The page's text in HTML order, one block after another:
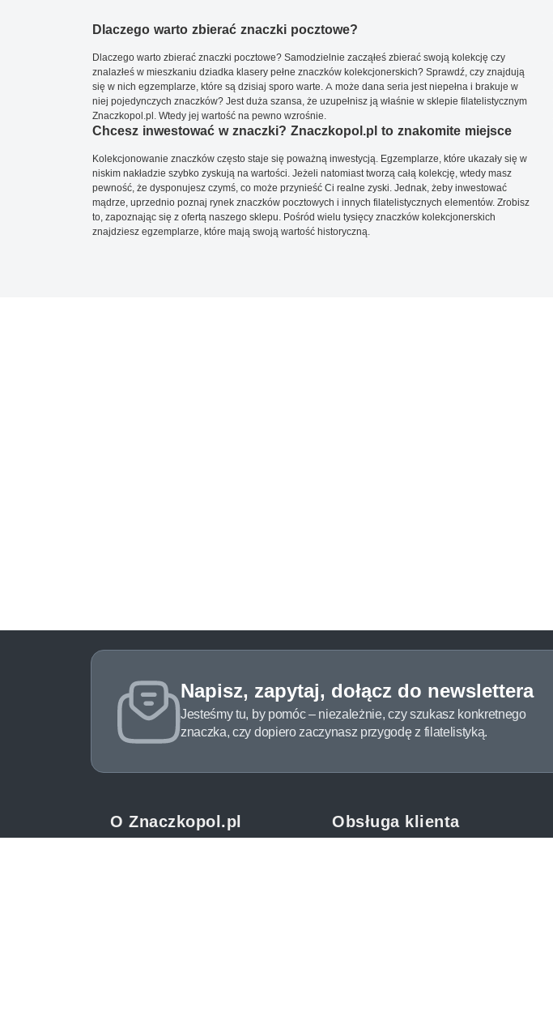
Dlaczego warto zbierać znaczki pocztowe?
Dlaczego warto zbierać znaczki pocztowe? Samodzielnie zacząłeś zbierać swoją kolekcję czy
znalazłeś w mieszkaniu dziadka klasery pełne znaczków kolekcjonerskich? Sprawdź, czy znajdują
się w nich egzemplarze, które są dzisiaj sporo warte. A może dana seria jest niepełna i brakuje w
niej pojedynczych znaczków? Jest duża szansa, że uzupełnisz ją właśnie w sklepie filatelistycznym
Znaczkopol.pl. Wtedy jej wartość na pewno wzrośnie.
Chcesz inwestować w znaczki? Znaczkopol.pl to znakomite miejsce
Kolekcjonowanie znaczków często staje się poważną inwestycją. Egzemplarze, które ukazały się w
niskim nakładzie szybko zyskują na wartości. Jeżeli natomiast tworzą całą kolekcję, wtedy masz
pewność, że dysponujesz czymś, co może przynieść Ci realne zyski. Jednak, żeby inwestować
mądrze, uprzednio poznaj rynek znaczków pocztowych i innych filatelistycznych elementów. Zrobisz
to, zapoznając się z ofertą naszego sklepu. Pośród wielu tysięcy znaczków kolekcjonerskich
znajdziesz egzemplarze, które mają swoją wartość historyczną.
Napisz, zapytaj, dołącz do newslettera
Jesteśmy tu, by pomóc – niezależnie, czy szukasz konkretnego
znaczka, czy dopiero zaczynasz przygodę z filatelistyką.
O Znaczkopol.pl Obsługa klienta